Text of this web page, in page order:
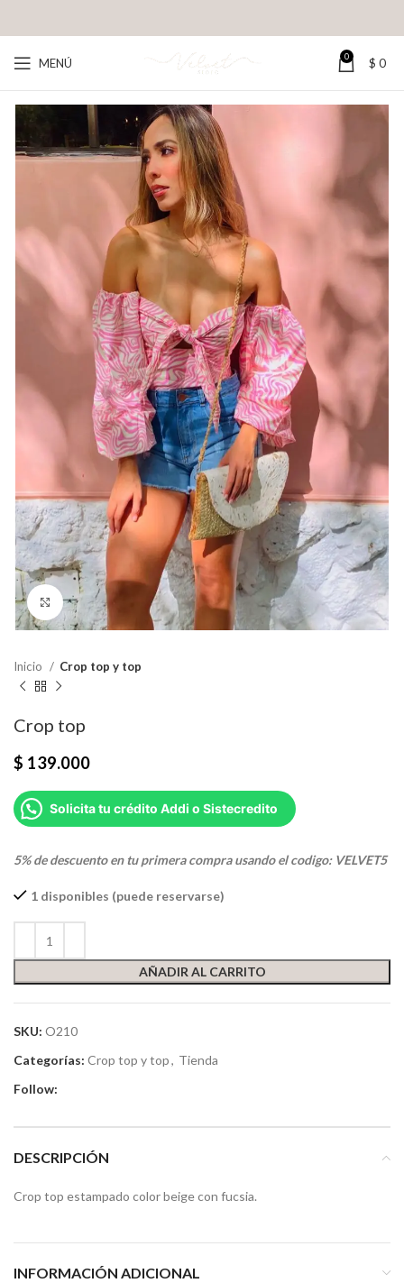
MENÚ 0 $ 0
Click para agrandar
Inicio Crop top y top
Crop top
$ 139.000
Solicita tu crédito Addi o Sistecredito
5% de descuento en tu primera compra usando el codigo: VELVET5
1 disponibles (puede reservarse)
AÑADIR AL CARRITO
SKU: O210
Categorías: Crop top y top, Tienda
Follow:
DESCRIPCIÓN
Crop top estampado color beige con fucsia.
INFORMACIÓN ADICIONAL